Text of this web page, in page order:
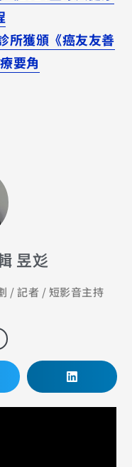
所獲頒《癌友友善
要角
昱彣
/ 記者 / 短影音主持